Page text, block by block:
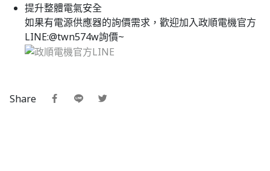
提升整體電氣安全
如果有電源供應器的詢價需求，歡迎加入政順電機官方
LINE:@twn574w詢價~
Share